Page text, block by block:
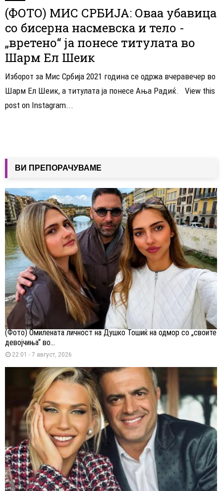
(ФОТО) МИС СРБИЈА: Оваа убавица
со бисерна насмевска и тело -
„вретено“ ја понесе титулата во
Шарм Ел Шеик
Изборот за Мис Србија 2021 година се одржа вчеравечер во
Шарм Ел Шеик, а титулата ја понесе Ања Радиќ. View this
post on Instagram...
ВИ ПРЕПОРАЧУВАМЕ
(Фото) Омилената личност на Душко Тошиќ на одмор со „своите
девојчиња“ во...
22:01 - 7 август, 2026